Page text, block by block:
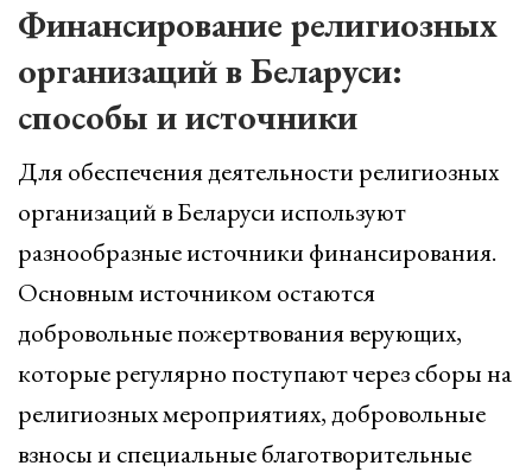
Финансирование религиозных
организаций в Беларуси:
способы и источники
Для обеспечения деятельности религиозных
организаций в Беларуси используют
разнообразные источники финансирования.
Основным источником остаются
добровольные пожертвования верующих,
которые регулярно поступают через сборы на
религиозных мероприятиях, добровольные
взносы и специальные благотворительные